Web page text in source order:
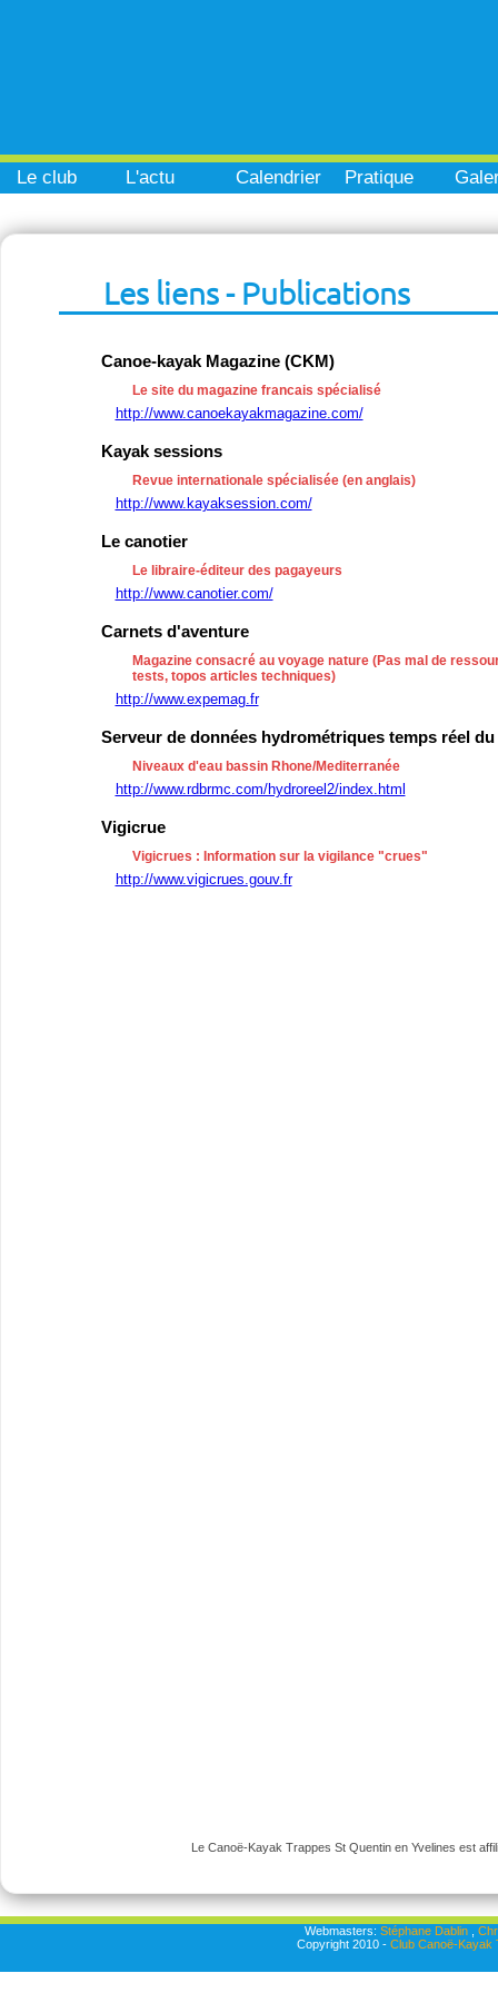
Le club L'actu Calendrier Pratique
Les liens - Publications
Canoe-kayak Magazine (CKM)
Le site du magazine francais spécialisé
http://www.canoekayakmagazine.com/
Kayak sessions
Revue internationale spécialisée (en anglais)
http://www.kayaksession.com/
Le canotier
Le libraire-éditeur des pagayeurs
http://www.canotier.com/
Carnets d'aventure
Magazine consacré au voyage nature (Pas mal de
tests, topos articles techniques)
http://www.expemag.fr
Serveur de données hydrométriques temps réel
Niveaux d'eau bassin Rhone/Mediterranée
http://www.rdbrmc.com/hydroreel2/index.html
Vigicrue
Vigicrues : Information sur la vigilance "crues"
http://www.vigicrues.gouv.fr
Le Canoë-Kayak Trappes St Quentin en Yvelines est
Webmasters: Stéphane Dablin,
Copyright 2010 - Club Canoë-Kayak